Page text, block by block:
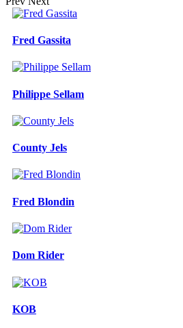
Fred Gassita
Philippe Sellam
County Jels
Fred Blondin
Dom Rider
KOB